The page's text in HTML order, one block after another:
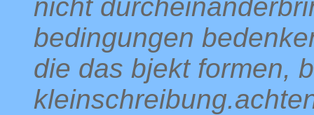
nicht
bedingungen
die das bjekt formen,